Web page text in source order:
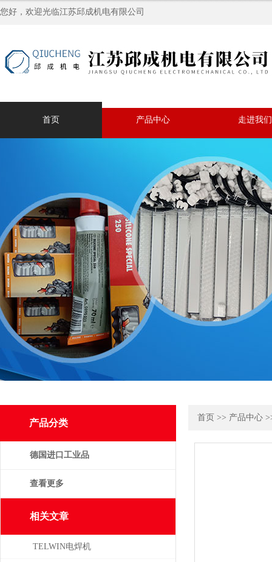
您好，欢迎光临江苏邱成机电有限公司
首页 产品中心 走进我们
产品分类
德国进口工业品
查看更多
相关文章
TELWIN电焊机
首页 >> 产品中心